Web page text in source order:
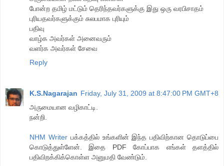
போன்ற தமிழ் மட்டும் தெரிந்தவர்களுக்கு இது ஒரு வரபிசாதம்
புரியதவர்களுக்கும் சுலபமாக புரியும்
பதிவு
வாழ்க அவர்கள் அனைவரும்
வளர்க அவர்கள் சேவை
Reply
K.S.Nagarajan Friday, July 31, 2009 at 8:47:00 PM GMT+8
அருமையான வழிகாட்டி.
நன்றி.
NHM Writerபக்கத்தில் உங்களின் இந்த பதிவிற்கான தொடுப்பை
கொடுத்துள்ளேன். இதை PDF கோப்பாக எங்கள் தளத்தில்
பதிவிறக்கிக்கொள்ள அனுமதி வேண்டும்.